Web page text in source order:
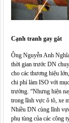
Cạnh tranh gay gắt
Ông Nguyễn Anh
thời gian trước DN
cho các thương hiệu
chi phí làm ISO với
trường. “Nhưng hiện
trong lĩnh vực ô tô, xe
Nhiều DN cùng lĩnh
phụ tùng của các công